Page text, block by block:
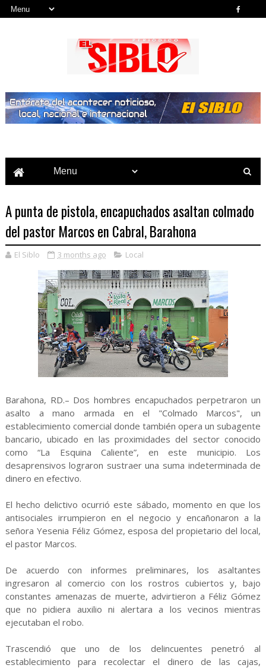
A punta de pistola, encapuchados asaltan colmado
del pastor Marcos en Cabral, Barahona
El Siblo 3 months ago Local
Barahona, RD.– Dos hombres encapuchados perpetraron un
asalto a mano armada en el "Colmado Marcos", un
establecimiento comercial donde también opera un subagente
bancario, ubicado en las proximidades del sector conocido
como “La Esquina Caliente”, en este municipio. Los
desaprensivos lograron sustraer una suma indeterminada de
dinero en efectivo.
El hecho delictivo ocurrió este sábado, momento en que los
antisociales irrumpieron en el negocio y encañonaron a la
señora Yesenia Féliz Gómez, esposa del propietario del local,
el pastor Marcos.
De acuerdo con informes preliminares, los asaltantes
ingresaron al comercio con los rostros cubiertos y, bajo
constantes amenazas de muerte, advirtieron a Féliz Gómez
que no pidiera auxilio ni alertara a los vecinos mientras
ejecutaban el robo.
Trascendió que uno de los delincuentes penetró al
establecimiento para recolectar el dinero de las cajas,